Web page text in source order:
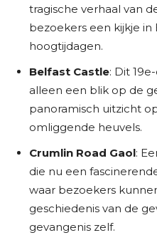
tragische verhaal van
bezoekers een kijkje in
hoogtijdagen.
Belfast Castle: Dit
alleen een blik op de
panoramisch uitzicht
omliggende heuvels.
Crumlin Road Gaol:
die nu een
waar bezoekers
geschiedenis van de
gevangenis zelf.